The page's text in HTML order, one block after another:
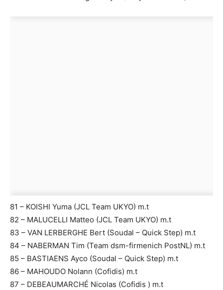
81 – KOISHI Yuma (JCL Team UKYO) m.t
82 – MALUCELLI Matteo (JCL Team UKYO) m.t
83 – VAN LERBERGHE Bert (Soudal – Quick Step) m.t
84 – NABERMAN Tim (Team dsm-firmenich PostNL) m.t
85 – BASTIAENS Ayco (Soudal – Quick Step) m.t
86 – MAHOUDO Nolann (Cofidis) m.t
87 – DEBEAUMARCHÉ Nicolas (Cofidis ) m.t